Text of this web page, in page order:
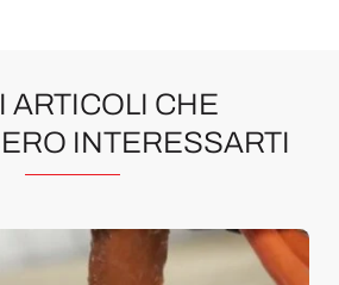
ARTICOLI CHE
INTERESSARTI